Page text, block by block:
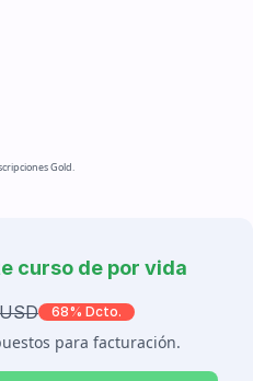
Gold.
curso de por vida
68% Dcto.
para facturación.